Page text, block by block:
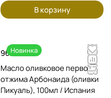
В корзину
Новинка
960 ₽
Масло оливковое первого
отжима Арбонаида (оливки
Пикуаль), 100мл / Испания